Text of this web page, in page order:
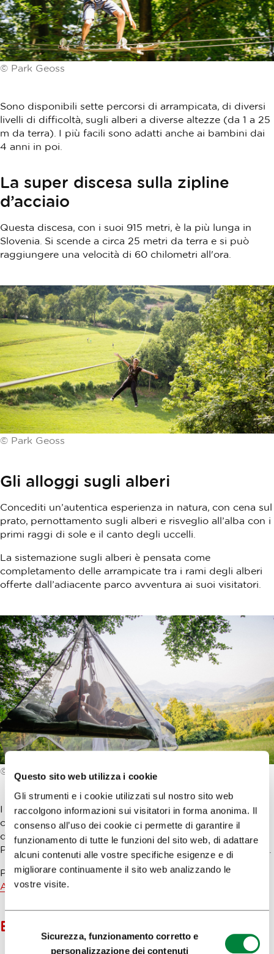
Questo sito web utilizza i cookie
Gli strumenti e i cookie utilizzati sul nostro sito web
raccolgono informazioni sui visitatori in forma anonima. Il
consenso all’uso dei cookie ci permette di garantire il
funzionamento di tutte le funzioni del sito web, di adattare
alcuni contenuti alle vostre specifiche esigenze e di
migliorare continuamente il sito web analizzando le
vostre visite.
Selezione
Sicurezza, funzionamento corretto e
personalizzazione dei contenuti
© Park Geoss
Sono disponibili sette percorsi di arrampicata, di diversi
livelli di difficoltà, sugli alberi a diverse altezze (da 1 a 25
m da terra). I più facili sono adatti anche ai bambini dai
4 anni in poi.
La super discesa sulla zipline
d’acciaio
Questa discesa, con i suoi 915 metri, è la più lunga in
Slovenia. Si scende a circa 25 metri da terra e si può
raggiungere una velocità di 60 chilometri all'ora.
© Park Geoss
Gli alloggi sugli alberi
Concediti un’autentica esperienza in natura, con cena sul
prato, pernottamento sugli alberi e risveglio all’alba con i
primi raggi di sole e il canto degli uccelli.
La sistemazione sugli alberi è pensata come
completamento delle arrampicate tra i rami degli alberi
offerte dall’adiacente parco avventura ai suoi visitatori.
© Veronika Savnik
I letti sospesi in aria e le piattaforme tra i rami sono
confortevoli e vi pongono al sicuro dagli insetti. Sono
disponibili tre piattaforme per dormire e tre letti sospesi.
Possono pernottare tra i rami fino a 16 persone alla volta.
Prenotate la vostra notte sugli alberi alla pagina web
Alloggi sugli alberi
BIGLIETTO D'INGRESSO